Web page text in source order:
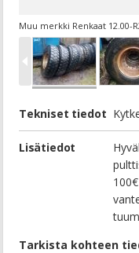
Muu merkki Renkaat 12.00-
Tekniset tiedot
Lisätiedot
Tarkista kohteen